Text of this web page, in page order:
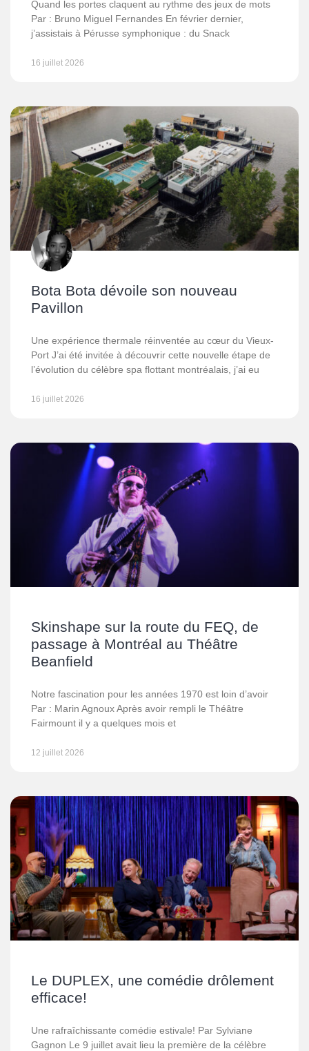
Quand les portes claquent au rythme des jeux de mots
Par : Bruno Miguel Fernandes En février dernier,
j’assistais à Pérusse symphonique : du Snack
16 juillet 2026
Bota Bota dévoile son nouveau
Pavillon
Une expérience thermale réinventée au cœur du Vieux-
Port J’ai été invitée à découvrir cette nouvelle étape de
l’évolution du célèbre spa flottant montréalais, j’ai eu
16 juillet 2026
Skinshape sur la route du FEQ, de
passage à Montréal au Théâtre
Beanfield
Notre fascination pour les années 1970 est loin d’avoir
Par : Marin Agnoux Après avoir rempli le Théâtre
Fairmount il y a quelques mois et
12 juillet 2026
Le DUPLEX, une comédie drôlement
efficace!
Une rafraîchissante comédie estivale! Par Sylviane
Gagnon Le 9 juillet avait lieu la première de la célèbre